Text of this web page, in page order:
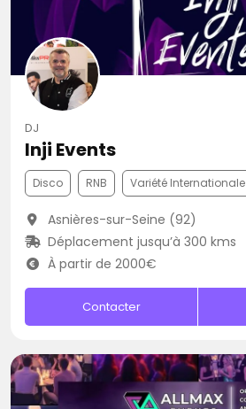
DJ
Inji Events
Disco RNB Variété Internationale
Asnières-sur-Seine (92)
Déplacement jusqu’à 300 kms
À partir de 2000€
Contacter